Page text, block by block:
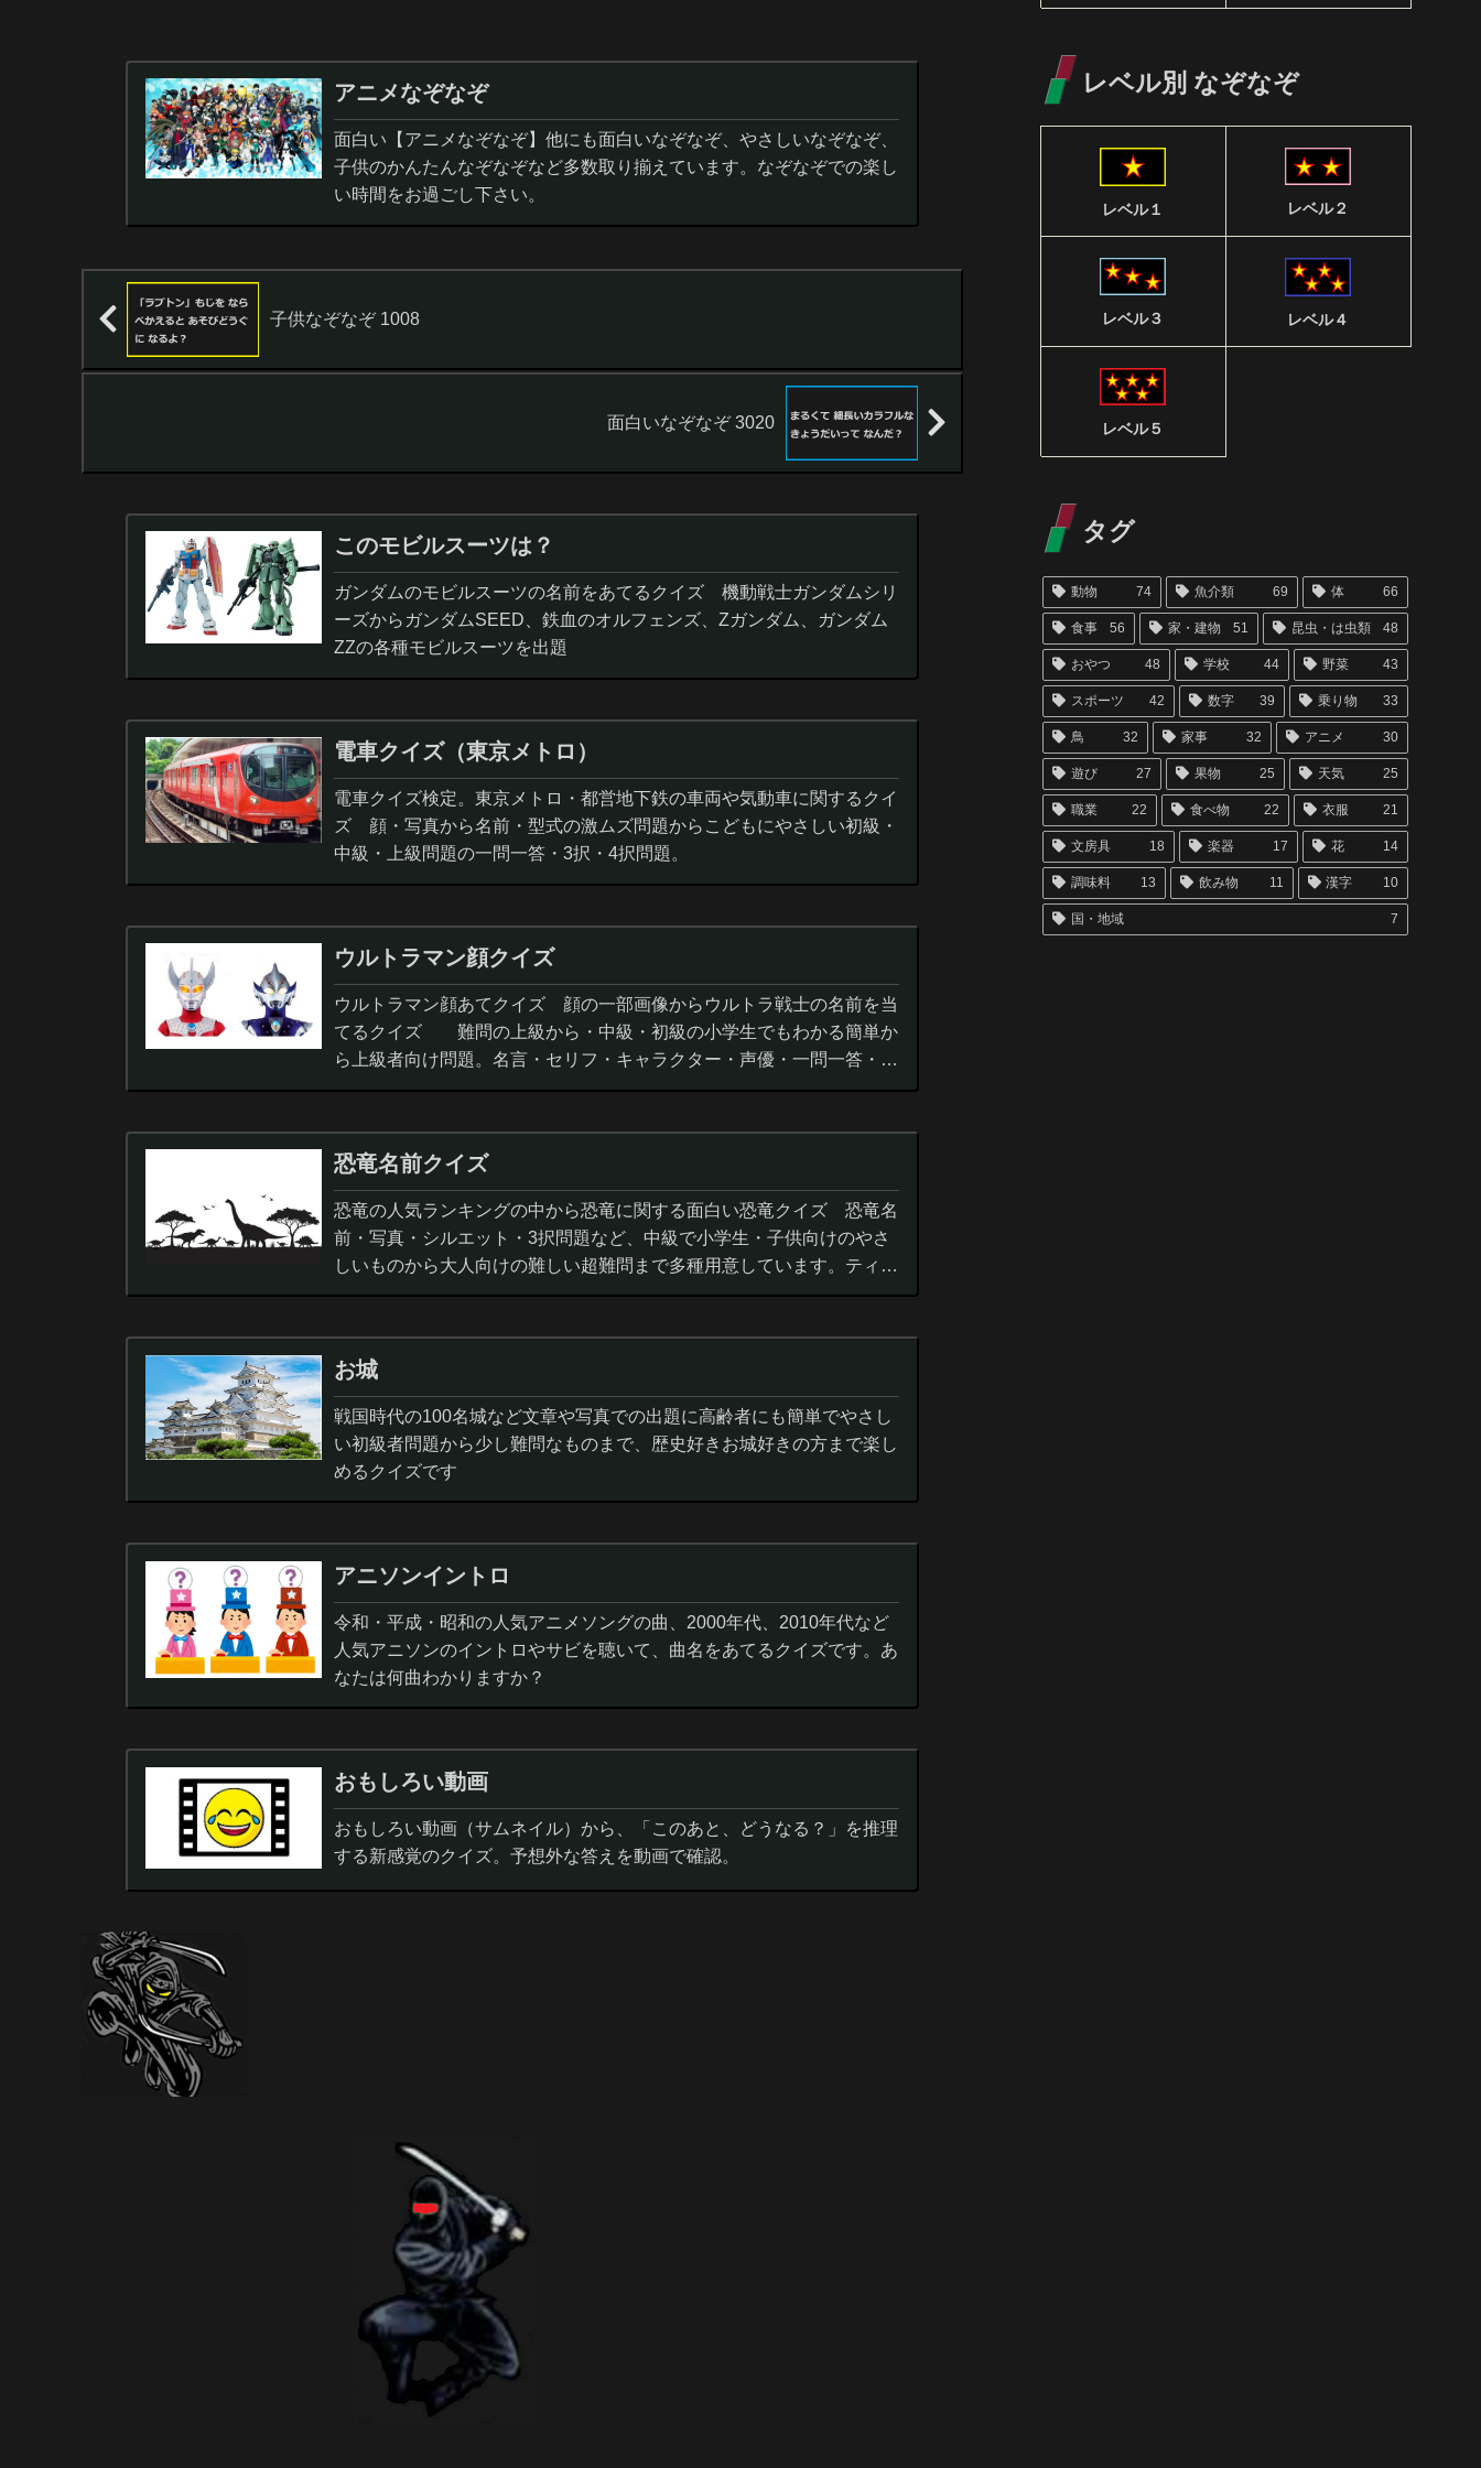
アニメなぞなぞ
面白い【アニメなぞなぞ】他にも面白いなぞなぞ、やさしいなぞなぞ、
子供のかんたんなぞなぞなど多数取り揃えています。なぞなぞでの楽し
い時間をお過ごし下さい。
子供なぞなぞ 1008
面白いなぞなぞ 3020
このモビルスーツは？
ガンダムのモビルスーツの名前をあてるクイズ 機動戦士ガンダムシリ
ーズからガンダムSEED、鉄血のオルフェンズ、Zガンダム、ガンダム
ZZの各種モビルスーツを出題
電車クイズ（東京メトロ）
電車クイズ検定。東京メトロ・都営地下鉄の車両や気動車に関するクイ
ズ 顔・写真から名前・型式の激ムズ問題からこどもにやさしい初級・
中級・上級問題の一問一答・3択・4択問題。
ウルトラマン顔クイズ
ウルトラマン顔あてクイズ 顔の一部画像からウルトラ戦士の名前を当
てるクイズ 難問の上級から・中級・初級の小学生でもわかる簡単か
ら上級者向け問題。名言・セリフ・キャラクター・声優・一問一答・3
択問題まで。
恐竜名前クイズ
恐竜の人気ランキングの中から恐竜に関する面白い恐竜クイズ 恐竜名
前・写真・シルエット・3択問題など、中級で小学生・子供向けのやさ
しいものから大人向けの難しい超難問まで多種用意しています。ティラ
ノサウルス,スピノサウルス,アロサウルス,モササ...
お城
戦国時代の100名城など文章や写真での出題に高齢者にも簡単でやさし
い初級者問題から少し難問なものまで、歴史好きお城好きの方まで楽し
めるクイズです
アニソンイントロ
令和・平成・昭和の人気アニメソングの曲、2000年代、2010年代など
人気アニソンのイントロやサビを聴いて、曲名をあてるクイズです。あ
なたは何曲わかりますか？
おもしろい動画
おもしろい動画（サムネイル）から、「このあと、どうなる？」を推理
する新感覚のクイズ。予想外な答えを動画で確認。
レベル別 なぞなぞ
レベル１ レベル２
レベル３ レベル４
レベル５
タグ
動物 74 魚介類 69 体 66
食事 56 家・建物 51 昆虫・は虫類 48
おやつ 48 学校 44 野菜 43
スポーツ 42 数字 39 乗り物 33
鳥 32 家事 32 アニメ 30
遊び 27 果物 25 天気 25
職業 22 食べ物 22 衣服 21
文房具 18 楽器 17 花 14
調味料 13 飲み物 11 漢字 10
国・地域 7